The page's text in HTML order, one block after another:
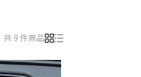
共 9 件商品